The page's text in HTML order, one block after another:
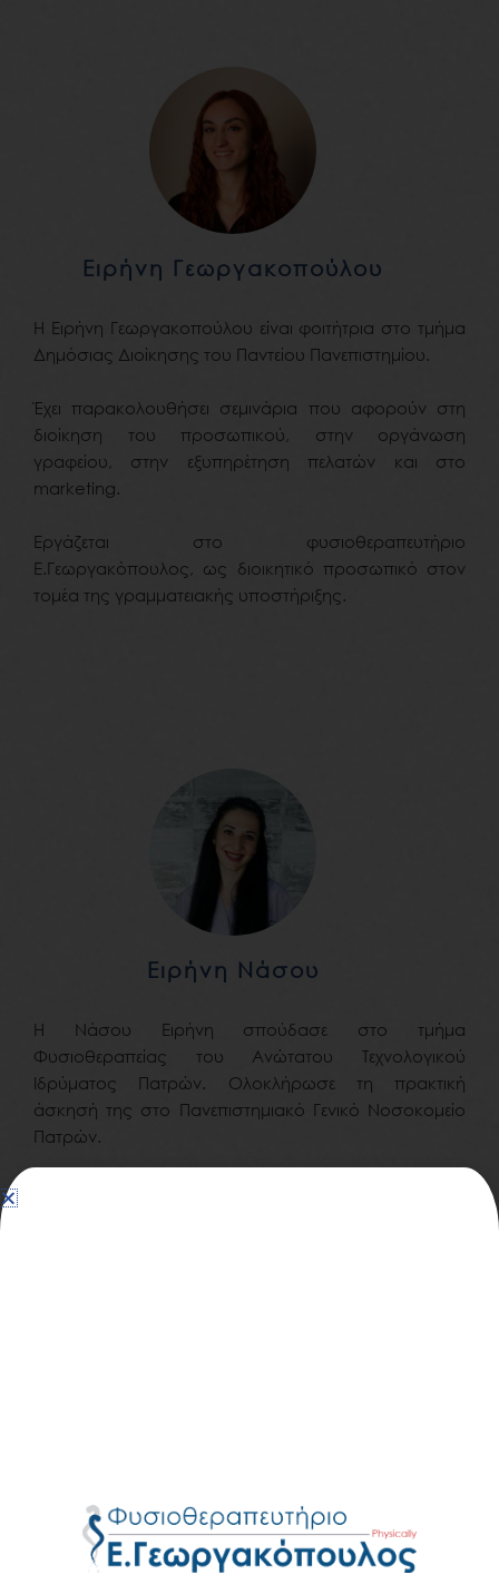
Ειρήνη Γεωργακοπούλου
Η Ειρήνη Γεωργακοπούλου είναι φοιτήτρια στο τμήμα
Δημόσιας Διοίκησης του Παντείου Πανεπιστημίου.
Έχει παρακολουθήσει σεμινάρια που αφορούν στη
διοίκηση του προσωπικού, στην οργάνωση
γραφείου, στην εξυπηρέτηση πελατών και στο
marketing.
Εργάζεται στο φυσιοθεραπευτήριο
Ε.Γεωργακόπουλος, ως διοικητικό προσωπικό στον
τομέα της γραμματειακής υποστήριξης.
Ειρήνη Νάσου
Η Νάσου Ειρήνη σπούδασε στο τμήμα
Φυσιοθεραπείας του Ανώτατου Τεχνολογικού
Ιδρύματος Πατρών. Ολοκλήρωσε τη πρακτική
άσκησή της στο Πανεπιστημιακό Γενικό Νοσοκομείο
Πατρών.
Φυσικοθεραπευτών(Π.Σ.Φ).